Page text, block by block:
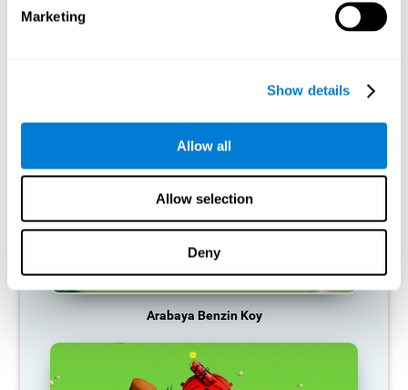
Marketing
Show details
Allow all
Allow selection
Deny
sağlayarak günlük faaliyetlerimizde daha az etkili olmamızı
sağlar.
Arabaya Benzin Koy